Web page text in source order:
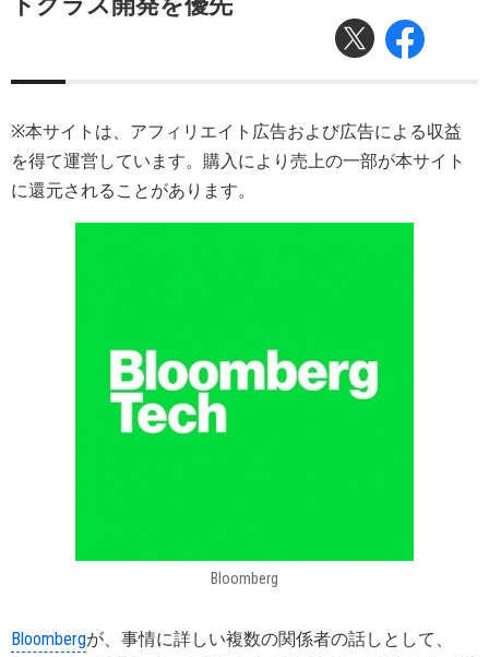
※本サイトは、アフィリエイト広告および広告による収益
を得て運営しています。購入により売上の一部が本サイト
に還元されることがあります。
Bloomberg
Bloombergが、事情に詳しい複数の関係者の話しとして、